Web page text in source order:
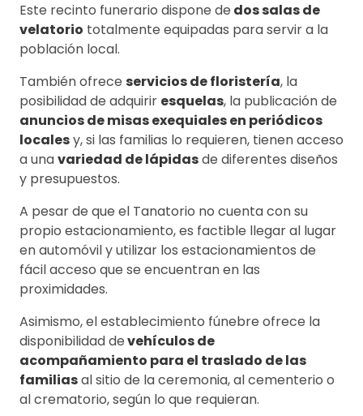
Este recinto funerario dispone de dos salas de
velatorio totalmente equipadas para servir a la
población local.
También ofrece servicios de floristería, la
posibilidad de adquirir esquelas, la publicación de
anuncios de misas exequiales en periódicos
localesy, si las familias lo requieren, tienen acceso
a unavariedad de lápidasde diferentes diseños
y presupuestos.
A pesar de que el Tanatorio no cuenta con su
propio estacionamiento, es factible llegar al lugar
en automóvil y utilizar los estacionamientos de
fácil acceso que se encuentran en las
proximidades.
Asimismo, el establecimiento fúnebre ofrece la
disponibilidad devehículos de
acompañamiento para el traslado de las
familiasal sitio de la ceremonia, al cementerio o
al crematorio, según lo que requieran.